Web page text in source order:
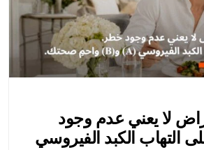
لا يعني عدم وجود
الكبد الفيروسي